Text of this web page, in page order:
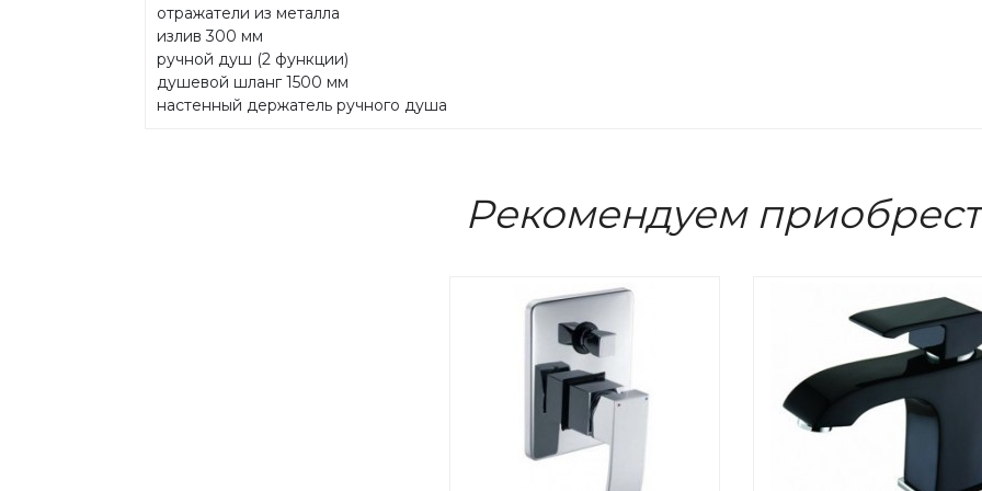
отражатели из металла
излив 300 мм
ручной душ (2 функции)
душевой шланг 1500 мм
настенный держатель ручного душа
Рекомендуем